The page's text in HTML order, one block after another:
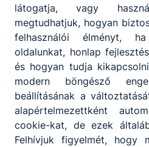
2026. aug. 3. DSZC Bethlen
látogatja, vagy
megtudhatjuk, hogyan
felhasználói élményt,
oldalunkat, honlap
és hogyan tudja
modern böngésző
beállításának a
alapértelmezettként
cookie-kat, de ezek
Felhívjuk figyelmét, hogy